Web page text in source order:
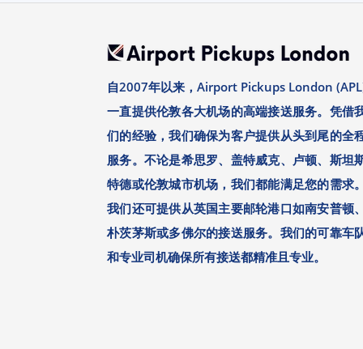
自2007年以来，Airport Pickups London
一直提供伦敦各大机场的高端接送服务。凭借
们的经验，我们确保为客户提供从头到尾的全
服务。不论是希思罗、盖特威克、卢顿、斯坦
特德或伦敦城市机场，我们都能满足您的需求
我们还可提供从英国主要邮轮港口如南安普顿
朴茨茅斯或多佛尔的接送服务。我们的可靠车
和专业司机确保所有接送都精准且专业。